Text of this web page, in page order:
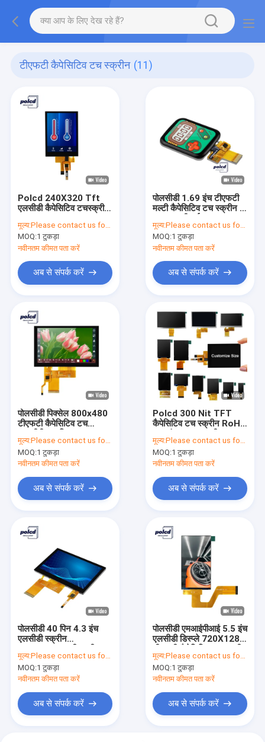
टीएफटी कैपेसिटिव टच स्क्रीन (11)
Polcd 240X320 Tft
एलसीडी कैपेसिटिव टचस्क्रीन
एलसीडी शील्ड रास्पबेरी पाई
मूल्य:Please contact us for latest price
MOQ:1 टुकड़ा
नवीनतम कीमत पता करें
अब से संपर्क करें
पोलसीडी 1.69 इंच टीएफटी
मल्टी कैपेसिटिव टच स्क्रीन 4
आईपीएस एलसीडी
मूल्य:Please contact us for latest price
MOQ:1 टुकड़ा
नवीनतम कीमत पता करें
अब से संपर्क करें
पोलसीडी पिक्सेल 800x480
टीएफटी कैपेसिटिव टच
टीएफटी एलसीडी टच स्क्रीन
मूल्य:Please contact us for latest price
MOQ:1 टुकड़ा
नवीनतम कीमत पता करें
अब से संपर्क करें
Polcd 300 Nit TFT
कैपेसिटिव टच स्क्रीन RoHS
मूल्य:Please contact us for latest price
MOQ:1 टुकड़ा
नवीनतम कीमत पता करें
अब से संपर्क करें
पोलसीडी 40 पिन 4.3 इंच
एलसीडी स्क्रीन
कैपेसिटिव टच स्क्रीन
मूल्य:Please contact us for latest price
MOQ:1 टुकड़ा
नवीनतम कीमत पता करें
अब से संपर्क करें
पोलसीडी एमआईपीआई 5.5 इंच
एलसीडी डिस्प्ले 720X1280
मूल्य:Please contact us for latest price
MOQ:1 टुकड़ा
नवीनतम कीमत पता करें
अब से संपर्क करें